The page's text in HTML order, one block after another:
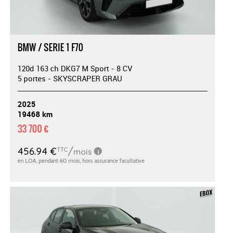
BMW / SERIE 1 F70
120d 163 ch DKG7 M Sport - 8 CV
5 portes - SKYSCRAPER GRAU
2025
19468 km
33 700 €